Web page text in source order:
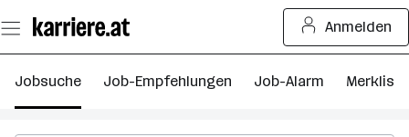
Seiteninhalt
springen
Anmelden
Jobsuche Job-Empfehlungen Job-Alarm Merkliste